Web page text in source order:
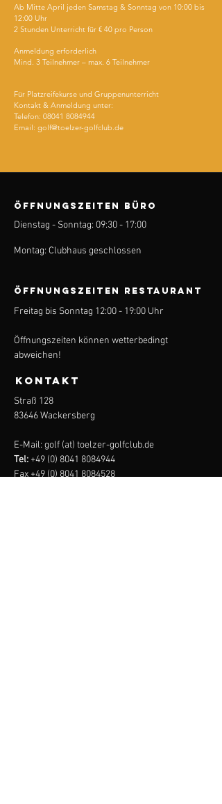
Ab Mitte April jeden Samstag & Sonntag von 10:00 bis
12:00 Uhr
2 Stunden Unterricht für € 40 pro Person
Anmeldung erforderlich
Mind. 3 Teilnehmer – max. 6 Teilnehmer
Für Platzreifekurse und Gruppenunterricht
Kontakt & Anmeldung unter:
Telefon: 08041 8084944
Email: golf@toelzer-golfclub.de
ÖFFNUNGSZEITEN BÜRO
Dienstag - Sonntag: 09:30 - 17:00
Montag: Clubhaus geschlossen
ÖFFNUNGSZEITEN Restaurant
Freitag bis Sonntag 12:00 - 19:00 Uhr
Öffnungszeiten können wetterbedingt
abweichen!
KONTAKT
Straß 128
83646 Wackersberg
E-Mail: golf (at) toelzer-golfclub.de
Tel: +49 (0) 8041 8084944
Fax+49 (0) 8041 8084528